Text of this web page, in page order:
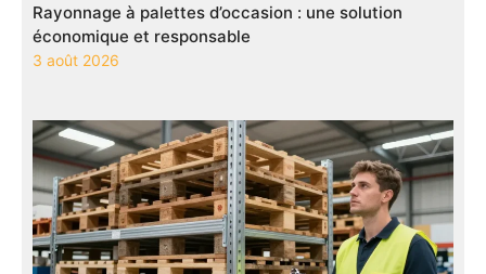
Rayonnage à palettes d’occasion : une solution
économique et responsable
3 août 2026